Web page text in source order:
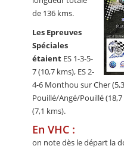
de 136 kms.
Les Epreuves
Spéciales
étaient ES 1-3-5-
7 (10,7 kms), ES 2-
4-6 Monthou sur Cher
Pouillé/Angé/Pouillé (18,7
(7,1 kms).
En VHC :
on note dès le départ la